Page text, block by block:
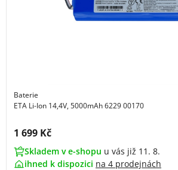
Baterie
ETA Li-Ion 14,4V, 5000mAh 6229 00170
Cena s DPH:
1 699 Kč
Skladem v e-shopu u vás již 11. 8.
ihned k dispozici na 4 prodejnách